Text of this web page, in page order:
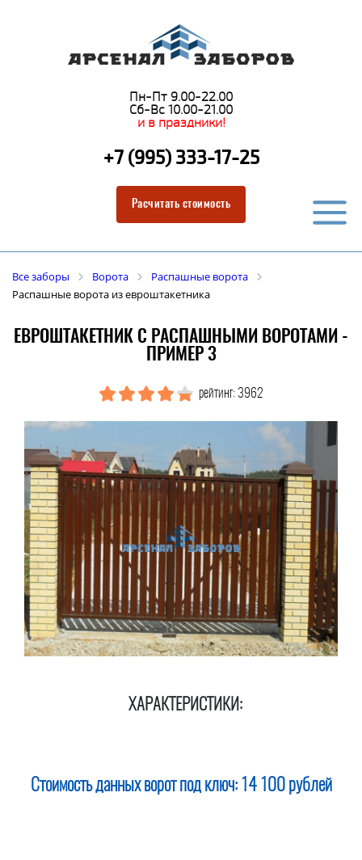
Пн-Пт 9.00-22.00
Сб-Вс 10.00-21.00
и в праздники!
+7 (995) 333-17-25
Расчитать стоимость
Все заборы Ворота
Распашные ворота
Распашные ворота из евроштакетника
ЕВРОШТАКЕТНИК С РАСПАШНЫМИ ВОРОТАМИ -
ПРИМЕР 3
рейтинг: 3962
ХАРАКТЕРИСТИКИ:
Стоимость данных ворот под ключ: 14 100 рублей